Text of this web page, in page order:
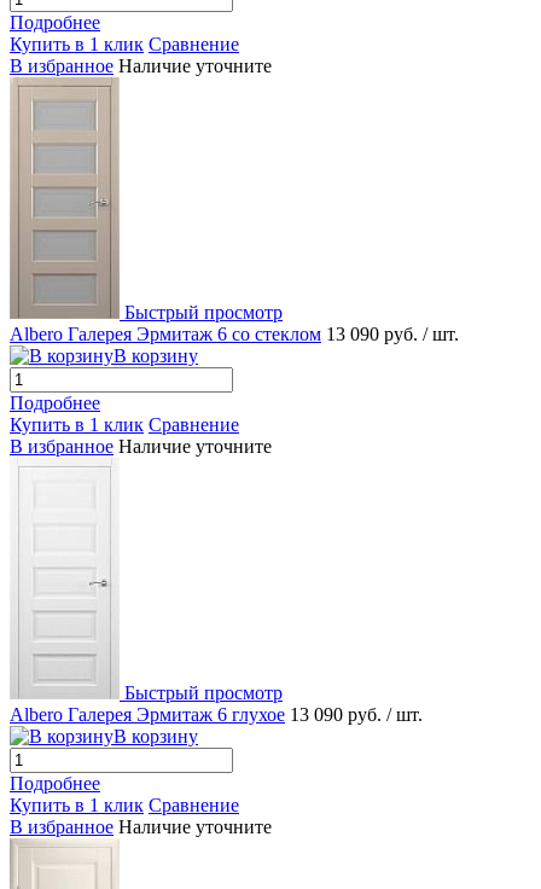
Подробнее
Купить в 1 клик Сравнение
В избранное Наличие уточните
Быстрый просмотр
Albero Галерея Эрмитаж 6 со стеклом 13 090 руб. / шт.
В корзину
Подробнее
Купить в 1 клик Сравнение
В избранное Наличие уточните
Быстрый просмотр
Albero Галерея Эрмитаж 6 глухое 13 090 руб. / шт.
В корзину
Подробнее
Купить в 1 клик Сравнение
В избранное Наличие уточните